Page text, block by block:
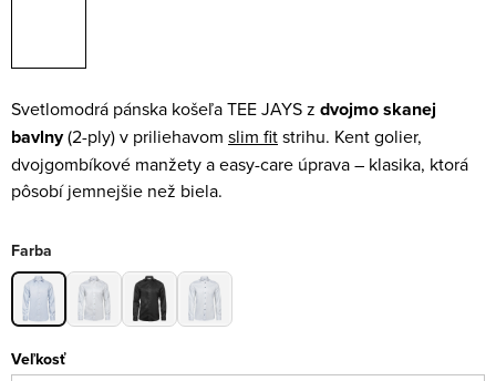
Svetlomodrá pánska košeľa TEE JAYS z dvojmo skanej
bavlny(2-ply) v priliehavom slim fitstrihu. Kent golier,
dvojgombíkové manžety a easy-care úprava – klasika, ktorá
pôsobí jemnejšie než biela.
Farba
Veľkosť